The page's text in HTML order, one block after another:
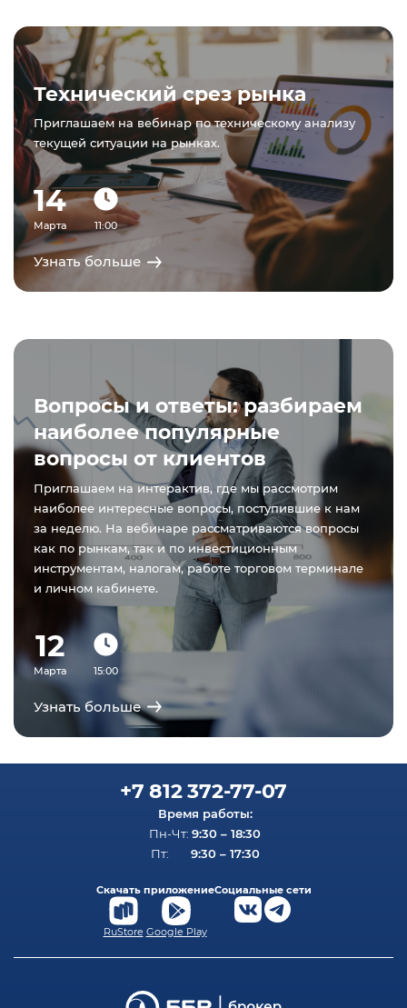
Технический срез рынка
Приглашаем на вебинар по техническому анализу
текущей ситуации на рынках.
14
Марта 11:00
Узнать больше
Вопросы и ответы: разбираем
наиболее популярные
вопросы от клиентов
Приглашаем на интерактив, где мы рассмотрим
наиболее интересные вопросы, поступившие к нам
за неделю. На вебинаре рассматриваются вопросы
как по рынкам, так и по инвестиционным
инструментам, налогам, работе торговом терминале
и личном кабинете.
12
Марта 15:00
Узнать больше
+7 812 372-77-07
Время работы:
Пн-Чт: 9:30 – 18:30
Пт: 9:30 – 17:30
Скачать приложение
RuStore Google Play
Социальные сети